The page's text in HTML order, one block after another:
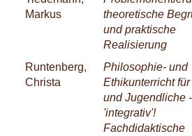
Markus
theoretische
und praktische
Realisierung
Runtenberg,
Christa
Philosophie- und
Ethikunterricht
und Jugendliche -
'integrativ'!
Fachdidaktische